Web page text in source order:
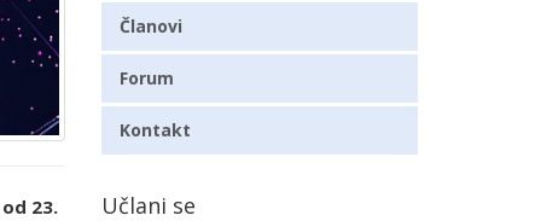
od 23.
Članovi
Forum
Kontakt
Učlani se